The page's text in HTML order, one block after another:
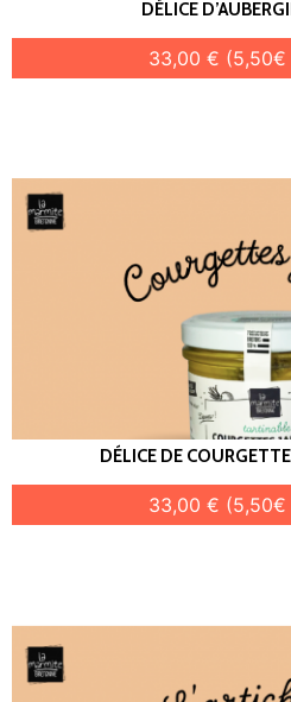
DÉLICE
33,00 € (5,50€
DÉLICE DE
33,00 € (5,50€